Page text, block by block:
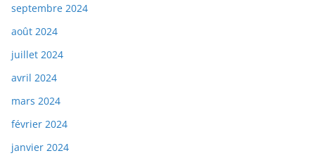
septembre 2024
août 2024
juillet 2024
avril 2024
mars 2024
février 2024
janvier 2024